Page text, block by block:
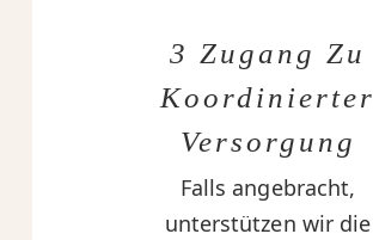
3 Zugang Zu
Koordinierter
Versorgung
Falls angebracht,
unterstützen wir die